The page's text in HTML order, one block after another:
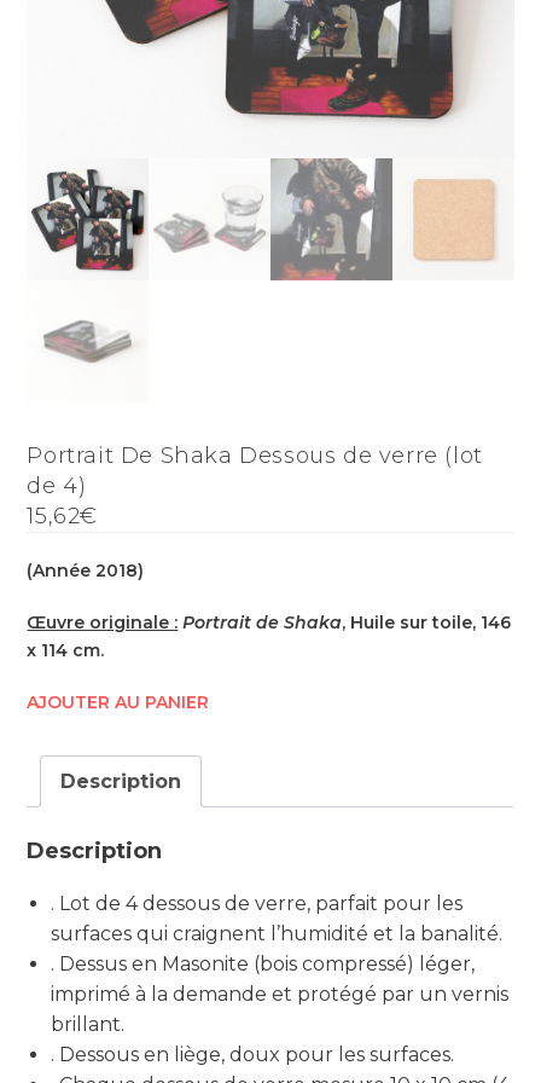
Portrait De Shaka Dessous de verre (lot
de 4)
15,62€
(Année 2018)
Œuvre originale : Portrait de Shaka, Huile sur toile, 146
x 114 cm.
AJOUTER AU PANIER
Description
Description
. Lot de 4 dessous de verre, parfait pour les
surfaces qui craignent l’humidité et la banalité.
. Dessus en Masonite (bois compressé) léger,
imprimé à la demande et protégé par un vernis
brillant.
. Dessous en liège, doux pour les surfaces.